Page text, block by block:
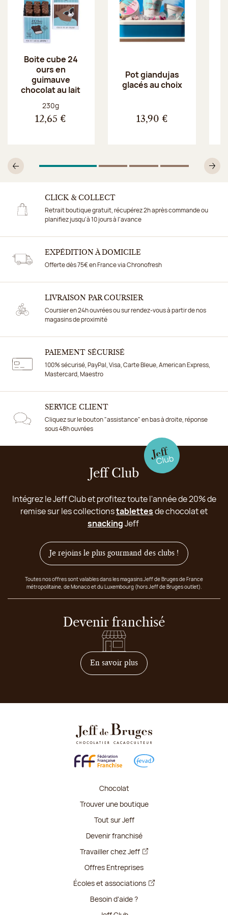
Boite cube 24
ours en
guimauve
chocolat au lait
Poids net :
230g
12,65 €
Pot giandujas
glacés au choix
13,90 €
Précédent
1Sur 4 2Sur 4
3Sur 4
4Sur 4
CLICK & COLLECT
Retrait boutique gratuit, récupérez 2h après commande ou
planifiez jusqu'à 10 jours à l'avance
EXPÉDITION À DOMICILE
Offerte dès 75€ en France via Chronofresh
LIVRAISON PAR COURSIER
Coursier en 24h ouvrées ou sur rendez-vous à partir de nos
magasins de proximité
PAIEMENT SÉCURISÉ
100% sécurisé, PayPal, Visa, Carte Bleue, American Express,
Mastercard, Maestro
SERVICE CLIENT
Cliquez sur le bouton "assistance" en bas à droite, réponse
sous 48h ouvrées
Jeff Club
Intégrez le Jeff Club et profitez toute l'année de 20% de
remise sur les collectionstablettesde chocolat et
snackingJeff
Je rejoins le plus gourmand des clubs !
Toutes nos offres sont valables dans les magasins Jeff de Bruges de France
métropolitaine, de Monaco et du Luxembourg (hors Jeff de Bruges outlet).
Devenir franchisé
En savoir plussur comment devenir
Chocolat
Trouver une boutique
Tout sur Jeff
Devenir franchisé
Travailler chez Jeff
Offres Entreprises
Écoles et associations
Besoin d'aide ?